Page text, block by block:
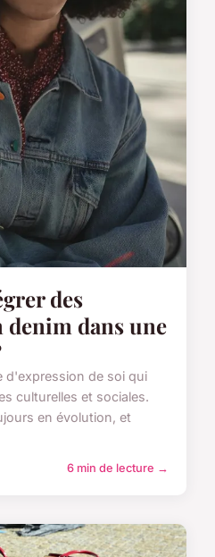
des
denim dans une
d'expression de soi qui
culturelles et sociales.
en évolution, et
6 min de lecture →